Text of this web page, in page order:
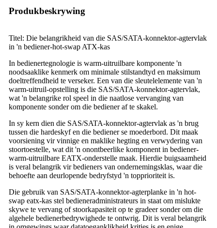
Produkbeskrywing
Titel: Die belangrikheid van die SAS/SATA-konnektor-agtervlak
in 'n bediener-hot-swap ATX-kas
In bedienertegnologie is warm-uitruilbare komponente 'n
noodsaaklike kenmerk om minimale stilstandtyd en maksimum
doeltreffendheid te verseker. Een van die sleutelelemente van 'n
warm-uitruil-opstelling is die SAS/SATA-konnektor-agtervlak,
wat 'n belangrike rol speel in die naatlose vervanging van
komponente sonder om die bediener af te skakel.
In sy kern dien die SAS/SATA-konnektor-agtervlak as 'n brug
tussen die hardeskyf en die bediener se moederbord. Dit maak
voorsiening vir vinnige en maklike hegting en verwydering van
stoortoestelle, wat dit 'n onontbeerlike komponent in bediener-
warm-uitruilbare EATX-onderstelle maak. Hierdie buigsaamheid
is veral belangrik vir bedieners van ondernemingsklas, waar die
behoefte aan deurlopende bedryfstyd 'n topprioriteit is.
Die gebruik van SAS/SATA-konnektor-agterplanke in 'n hot-
swap eatx-kas stel bedieneradministrateurs in staat om mislukte
skywe te vervang of stoorkapasiteit op te gradeer sonder om die
algehele bedienerbedrywighede te ontwrig. Dit is veral belangrik